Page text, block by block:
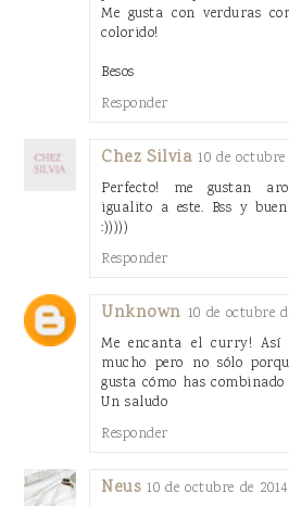
Me gusta con verduras
colorido!
Besos
Responder
Chez Silvia 10 de octubre
Perfecto! me gustan
igualito a este. Bss y
:)))))
Responder
Unknown 10 de octubre
Me encanta el curry!
mucho pero no sólo
gusta cómo has
Un saludo
Responder
Neus 10 de octubre de